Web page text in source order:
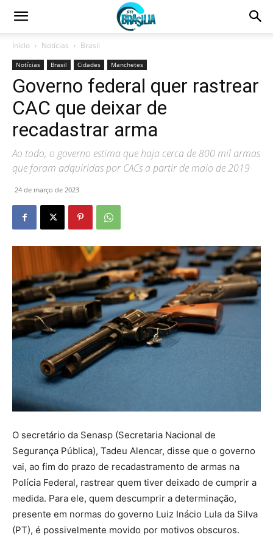
Início Notícias Brasil
Notícias Brasil Cidades Manchetes
Governo federal quer rastrear
CAC que deixar de
recadastrar arma
Ao todo, o governo estima que haja cerca de 800 mil armas
que foram adquiridas por CACs a partir de maio de 2019
24 de março de 2023
O secretário da Senasp (Secretaria Nacional de
Segurança Pública), Tadeu Alencar, disse que o governo
vai, ao fim do prazo de recadastramento de armas na
Polícia Federal, rastrear quem tiver deixado de cumprir a
medida. Para ele, quem descumprir a determinação,
presente em normas do governo Luiz Inácio Lula da Silva
(PT), é possivelmente movido por motivos obscuros.